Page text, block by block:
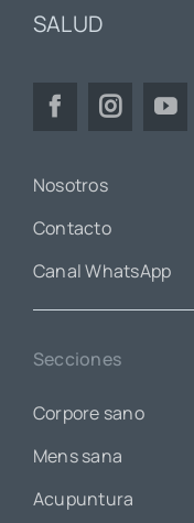
SALUD
Nosotros
Contacto
Canal WhatsApp
Secciones
Corpore sano
Mens sana
Acupuntura